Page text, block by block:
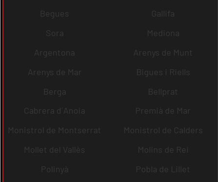
Begues
Gallifa
Sora
Mediona
Argentona
Arenys de Munt
Arenys de Mar
Bigues i Riells
Berga
Bellprat
Cabrera d´Anoia
Premià de Mar
Monistrol de Montserrat
Monistrol de Calders
Mollet del Vallès
Molins de Rei
Polinyà
Pobla de Lillet